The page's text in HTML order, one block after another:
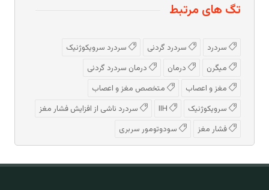
تگ های مرتبط
سردرد سردرد گردنی
سردرد سرویکوژنیک
میگرن
درمان
درمان سردرد گردنی
مغز و اعصاب
متخصص مغز و اعصاب
سرویکوژنیک
سردرد ناشی از افزایش فشار مغز
فشار مغز
سودوتومور سربری